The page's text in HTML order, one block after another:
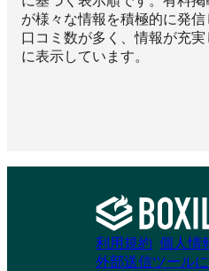
が様々な情報を積極的に発信
口コミ数が多く、情報が充
に表示しています。
利用規約 個人情
外部送信ツール